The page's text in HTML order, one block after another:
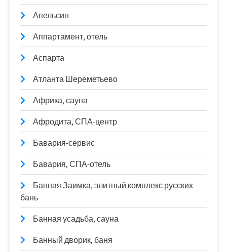
Апельсин
Аппартамент, отель
Аспарта
Атланта Шереметьево
Африка, сауна
Афродита, СПА-центр
Бавария-сервис
Бавария, СПА-отель
Банная Заимка, элитный комплекс русских
бань
Банная усадьба, сауна
Банный дворик, баня